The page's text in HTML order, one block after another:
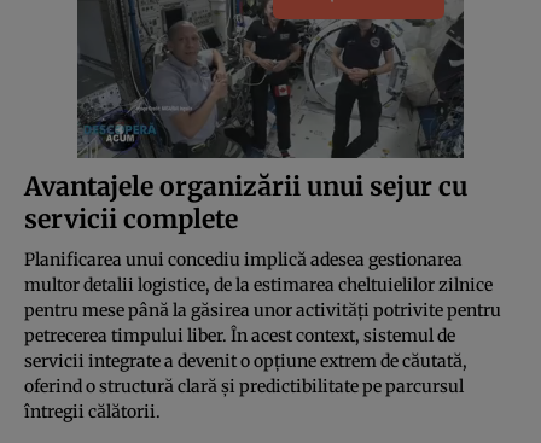
Avantajele organizării unui sejur cu
servicii complete
Planificarea unui concediu implică adesea gestionarea
multor detalii logistice, de la estimarea cheltuielilor zilnice
pentru mese până la găsirea unor activități potrivite pentru
petrecerea timpului liber. În acest context, sistemul de
servicii integrate a devenit o opțiune extrem de căutată,
oferind o structură clară și predictibilitate pe parcursul
întregii călătorii.